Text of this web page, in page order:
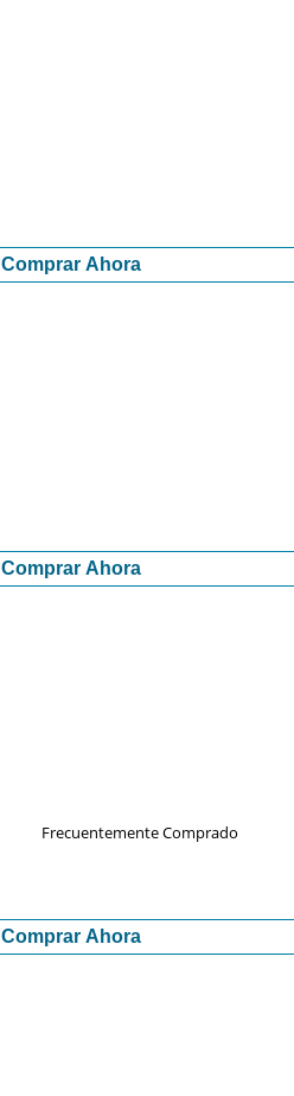
Comprar Ahora
Comprar Ahora
Frecuentemente Comprado
Comprar Ahora